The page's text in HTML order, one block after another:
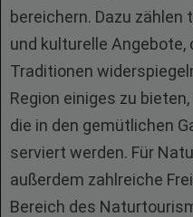
bereichern. Dazu
und kulturelle Angebote,
Traditionen
Region einiges zu
die in den gemütlichen
serviert werden. Für
außerdem zahlreiche
Bereich des